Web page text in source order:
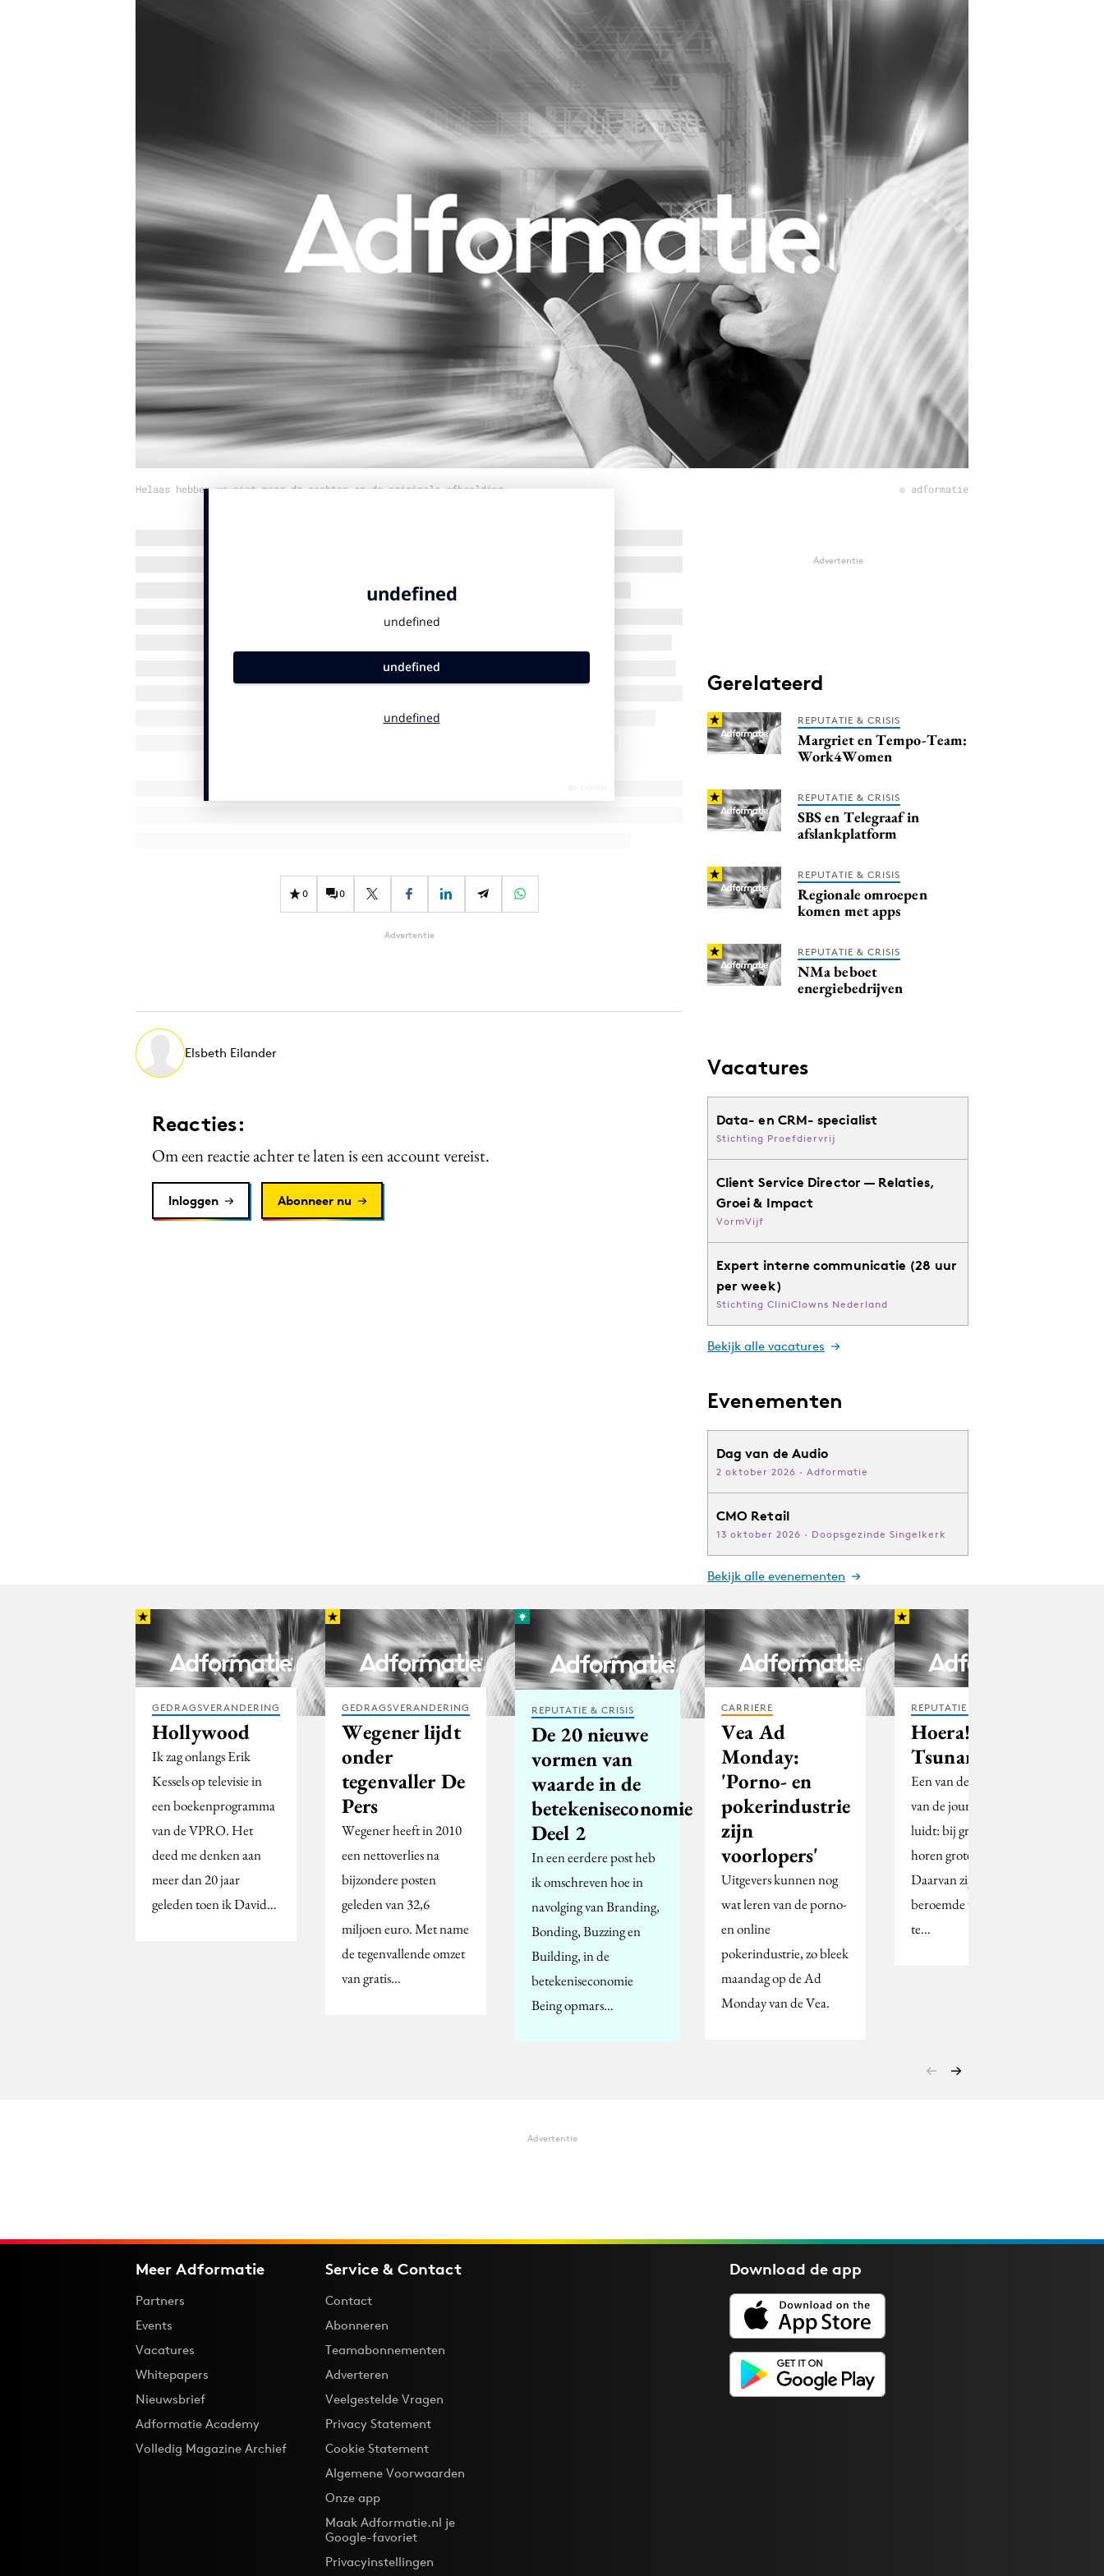
Influencer marketing
Interne communicatie
Purpose Marketing
Reputatie & crisis
Helaas hebben we niet meer de rechten op de originele afbeelding © adformatie
0 0
Advertentie
Elsbeth Eilander
Reacties:
Om een reactie achter te laten is een account vereist.
Inloggen Abonneer nu
Advertentie
Gerelateerd
REPUTATIE & CRISIS
Margriet en Tempo-Team:
Work4Women
REPUTATIE & CRISIS
SBS en Telegraaf in
afslankplatform
REPUTATIE & CRISIS
Regionale omroepen
komen met apps
REPUTATIE & CRISIS
NMa beboet
energiebedrijven
Vacatures
Data- en CRM- specialist
Stichting Proefdiervrij
Client Service Director — Relaties,
Groei & Impact
VormVijf
Expert interne communicatie (28 uur
per week)
Stichting CliniClowns Nederland
Bekijk alle vacatures
Evenementen
Dag van de Audio
2 oktober 2026 · Adformatie
CMO Retail
13 oktober 2026 · Doopsgezinde Singelkerk
Bekijk alle evenementen
GEDRAGSVERANDERING
Hollywood
Ik zag onlangs Erik
Kessels op televisie in
een boekenprogramma
van de VPRO. Het
deed me denken aan
meer dan 20 jaar
geleden toen ik David…
GEDRAGSVERANDERING
Wegener lijdt
onder
tegenvaller De
Pers
Wegener heeft in 2010
een nettoverlies na
bijzondere posten
geleden van 32,6
miljoen euro. Met name
de tegenvallende omzet
van gratis…
REPUTATIE & CRISIS
De 20 nieuwe
vormen van
waarde in de
betekeniseconomie
Deel 2
In een eerdere post heb
ik omschreven hoe in
navolging van Branding,
Bonding, Buzzing en
Building, in de
betekeniseconomie
Being opmars…
CARRIERE
Vea Ad
Monday:
'Porno- en
pokerindustrie
zijn
voorlopers'
Uitgevers kunnen nog
wat leren van de porno-
en online
pokerindustrie, zo bleek
maandag op de Ad
Monday van de Vea.
REPUTATIE & CRISIS
Hoera! Een
Tsunami!
Een van de basiswetten
van de journalistiek
luidt: bij grote rampen
horen grote blunders.
Daarvan zijn veel
beroemde voorbeelden
te…
Advertentie
Meer Adformatie
Partners
Events
Vacatures
Whitepapers
Nieuwsbrief
Adformatie Academy
Volledig Magazine Archief
Service & Contact
Contact
Abonneren
Teamabonnementen
Adverteren
Veelgestelde Vragen
Privacy Statement
Cookie Statement
Algemene Voorwaarden
Onze app
Maak Adformatie.nl je
Google-favoriet
Privacyinstellingen
Download deapp